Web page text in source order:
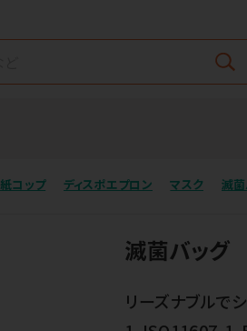
紙コップ ディスポエプロン マスク 滅
滅菌バッグ
リーズナブルで